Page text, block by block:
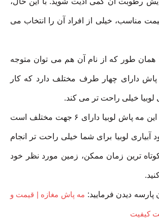
مناسب، خیلی از افراد آن را انتخاب می
همان طور که از نام آن هم می توان متوجه
دارای چهار طرف مختلف دارد که کار
لوبیا خیلی راحت تر می کند.
این مه پاش لوبیا دارای ۶ جهت مختلف است
لوبیا برای شما خیلی راحت تر انجام
کوتاه ترین زمان ممکن، زمین مورد نظر خود
پارسه دیدن فرمایید: مه پاش مغازه | قیمت و
کیفیت